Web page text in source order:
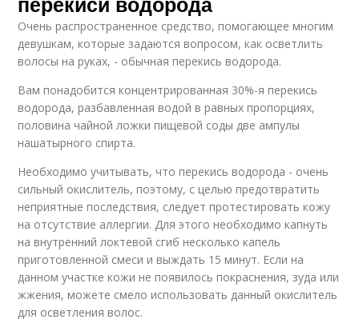
Очень распространенное средство, помогающее многим
девушкам, которые задаются вопросом, как осветлить
волосы на руках, - обычная перекись водорода.
Вам понадобится концентрированная 30%-я перекись
водорода, разбавленная водой в равных пропорциях,
половина чайной ложки пищевой соды две ампулы
нашатырного спирта.
Необходимо учитывать, что перекись водорода - очень
сильный окислитель, поэтому, с целью предотвратить
неприятные последствия, следует протестировать кожу
на отсутствие аллергии. Для этого необходимо капнуть
на внутренний локтевой сгиб несколько капель
приготовленной смеси и выждать 15 минут. Если на
данном участке кожи не появилось покраснения, зуда или
жжения, можете смело использовать данный окислитель
для осветления волос.